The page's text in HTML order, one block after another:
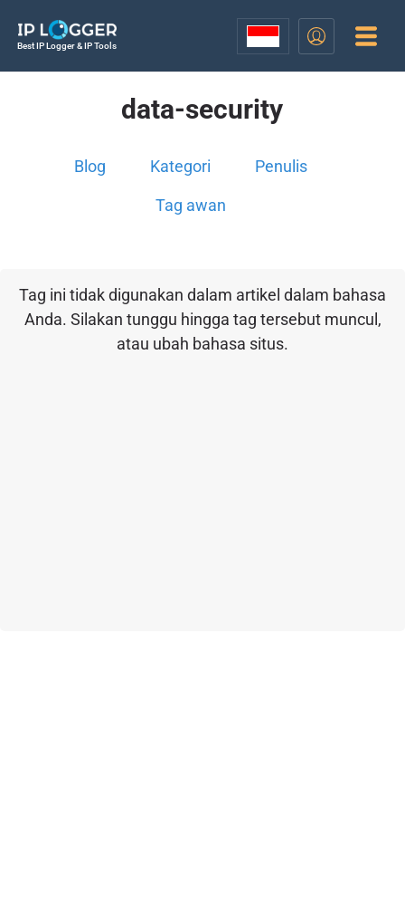
Best IP Logger & IP Tools
data-security
Blog Kategori Penulis
Tag awan